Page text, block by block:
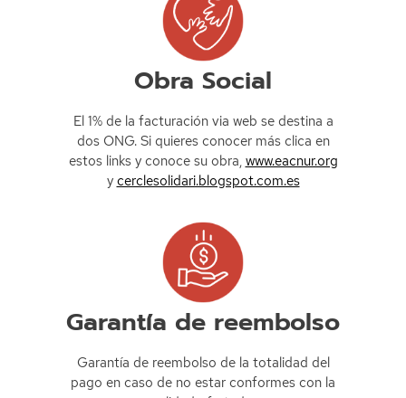
Obra Social
El 1% de la facturación via web se destina a
dos ONG. Si quieres conocer más clica en
estos links y conoce su obra, www.eacnur.org
y cerclesolidari.blogspot.com.es
Garantía de reembolso
Garantía de reembolso de la totalidad del
pago en caso de no estar conformes con la